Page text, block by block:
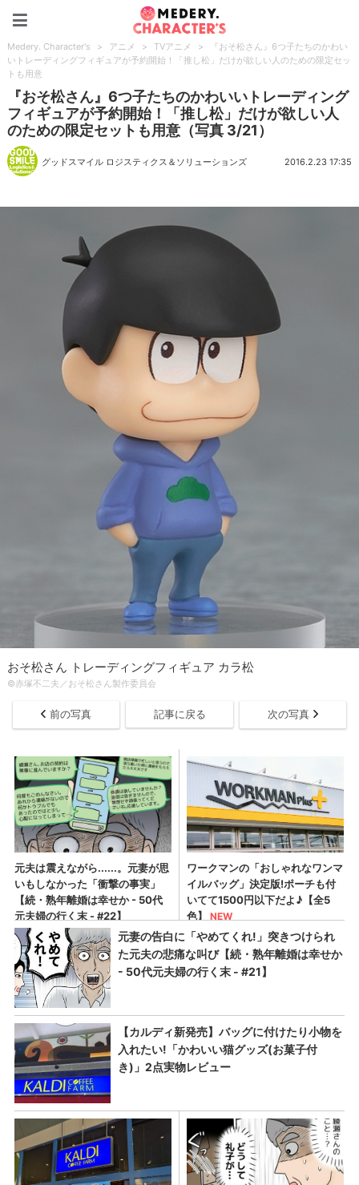
Medery. Character's > アニメ > TVアニメ >
『おそ松さん』6つ子たちのかわい
いトレーディングフィギュアが予約開始！「推し松」だけが欲しい人のための限定セッ
トも用意
『おそ松さん』6つ子たちのかわいいトレーディング
フィギュアが予約開始！「推し松」だけが欲しい人
のための限定セットも用意（写真 3/21）
グッドスマイル ロジスティクス＆ソリューションズ 2016.2.23 17:35
おそ松さん トレーディングフィギュア カラ松
©赤塚不二夫／おそ松さん製作委員会
前の写真 記事に戻る 次の写真